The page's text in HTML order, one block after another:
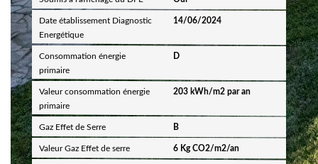
Date établissement Diagnostic
Energétique
14/06/2024
Consommation énergie
primaire
D
Valeur consommation énergie
primaire
203 kWh/m2 par an
Gaz Effet de Serre B
Valeur Gaz Effet de serre 6 Kg CO2/m2/an